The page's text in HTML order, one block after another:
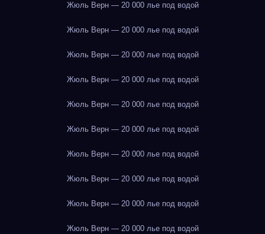
Жюль Верн — 20 000 лье под водой
Жюль Верн — 20 000 лье под водой
Жюль Верн — 20 000 лье под водой
Жюль Верн — 20 000 лье под водой
Жюль Верн — 20 000 лье под водой
Жюль Верн — 20 000 лье под водой
Жюль Верн — 20 000 лье под водой
Жюль Верн — 20 000 лье под водой
Жюль Верн — 20 000 лье под водой
Жюль Верн — 20 000 лье под водой